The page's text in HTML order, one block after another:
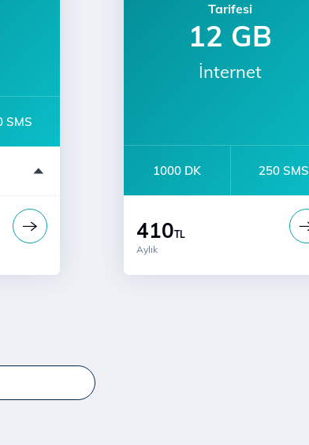
SMS
Tarifesi
12 GB
İnternet
1000 DK 250 SMS
410TL
Aylık